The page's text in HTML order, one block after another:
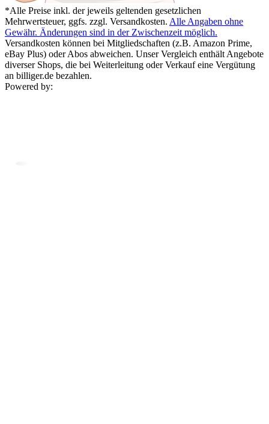
*Alle Preise inkl. der jeweils geltenden gesetzlichen
Mehrwertsteuer, ggfs. zzgl. Versandkosten. Alle Angaben ohne
Gewähr. Änderungen sind in der Zwischenzeit möglich.
Versandkosten können bei Mitgliedschaften (z.B. Amazon Prime,
eBay Plus) oder Abos abweichen. Unser Vergleich enthält Angebote
diverser Shops, die bei Weiterleitung oder Verkauf eine Vergütung
an billiger.de bezahlen.
Powered by: